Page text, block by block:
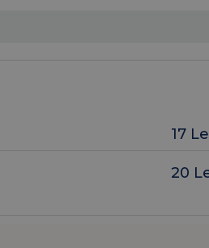
17
20